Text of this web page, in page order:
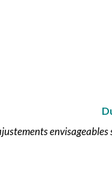
envisageables